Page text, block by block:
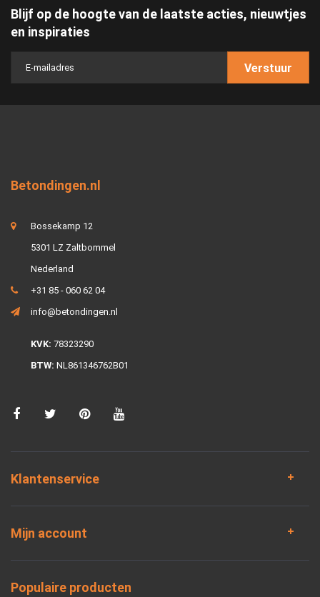
Blijf op de hoogte van de laatste acties, nieuwtjes
en inspiraties
Verstuur
Betondingen.nl
Bossekamp 12
5301 LZ Zaltbommel
Nederland
+31 85 - 060 62 04
info@betondingen.nl
KVK: 78323290
BTW: NL861346762B01
Klantenservice
Mijn account
Populaire producten